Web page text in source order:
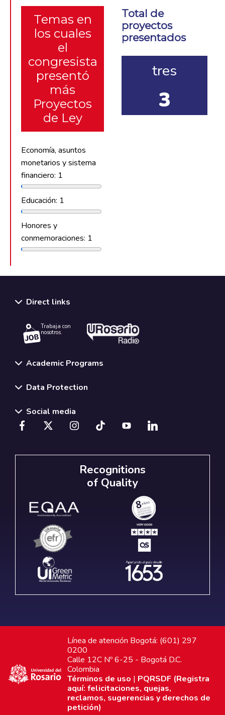
Temas en
los cuales
el
congresista
presentó
más
Proyectos
de Ley
Economía, asuntos
monetarios y sistema
financiero: 1
Educación: 1
Honores y
conmemoraciones: 1
Total de
proyectos
presentados
tres
3
Direct links
Trabaja con
nosotros.
Academic Programs
Data Protection
Social media
Recognitions
of Quality
Línea de atención Bogotá: (601) 297
0200
Calle 12C Nº 6-25 - Bogotá D.C.
Colombia
Términos de uso | PQRSDF (Registra
aquí: felicitaciones, quejas,
reclamos, sugerencias y derechos de
petición)